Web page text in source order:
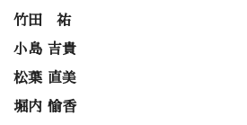
竹田 祐
小島 吉貴
松葉 直美
堀内 愉香